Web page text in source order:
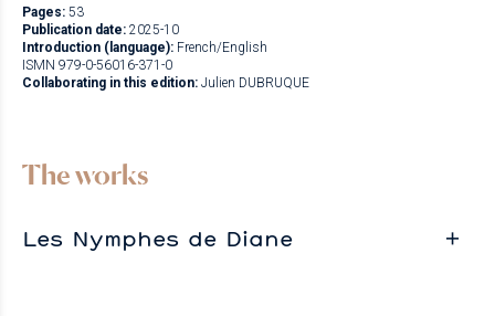
Pages: 53
Publication date: 2025-10
Introduction (language): French/English
ISMN 979-0-56016-371-0
Collaborating in this edition: Julien DUBRUQUE
The works
Les Nymphes de Diane